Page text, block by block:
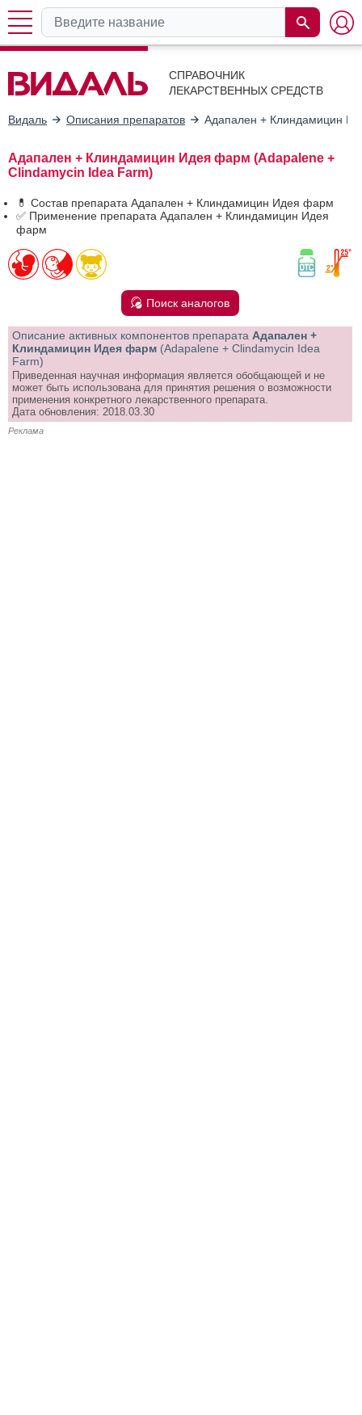
СПРАВОЧНИК
ЛЕКАРСТВЕННЫХ СРЕДСТВ
Видаль Описания препаратов Адапален + Клиндамицин
Адапален + Клиндамицин Идея фарм (Adapalene +
Clindamycin Idea Farm)
💊 Состав препарата Адапален + Клиндамицин Идея фарм
✅ Применение препарата Адапален + Клиндамицин Идея
фарм
Поиск аналогов
Описание активных компонентов препарата Адапален +
Клиндамицин Идея фарм (Adapalene + Clindamycin Idea
Farm)
Приведенная научная информация является обобщающей и не
может быть использована для принятия решения о возможности
применения конкретного лекарственного препарата.
Дата обновления: 2018.03.30
Реклама